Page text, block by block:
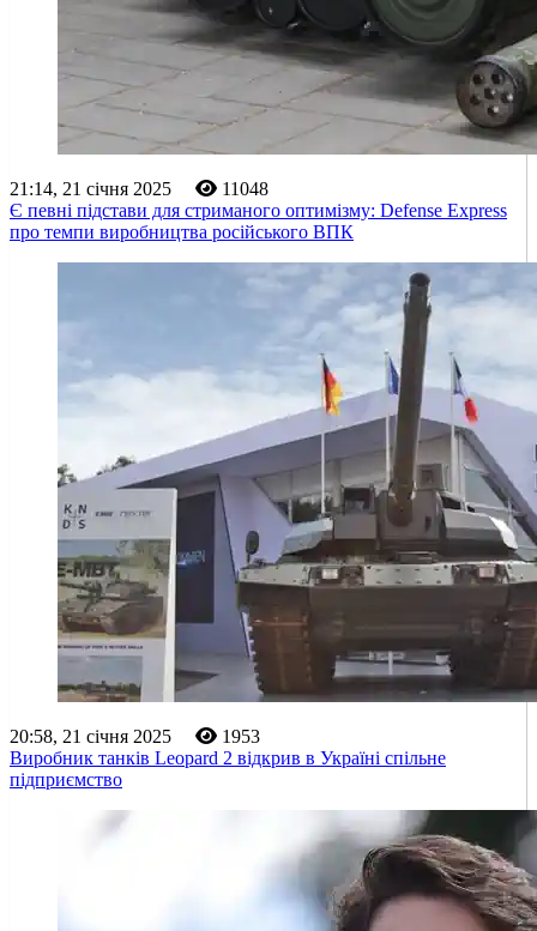
21:14, 21 січня 2025
11048
Є певні підстави для стриманого оптимізму: Defense Express
про темпи виробництва російського ВПК
20:58, 21 січня 2025
1953
Виробник танків Leopard 2 відкрив в Україні спільне
підприємство